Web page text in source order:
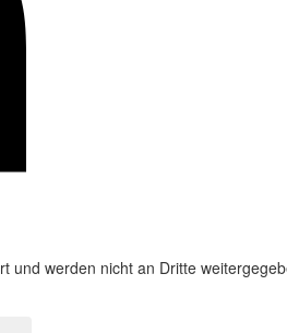
und werden nicht an Dritte